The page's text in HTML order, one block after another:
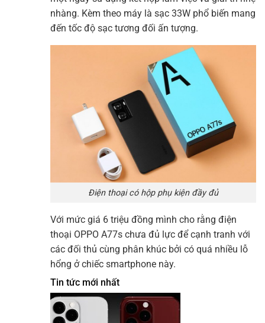
nhàng. Kèm theo máy là sạc 33W phổ biến mang
đến tốc độ sạc tương đối ấn tượng.
Điện thoại có hộp phụ kiện đầy đủ
Với mức giá 6 triệu đồng mình cho rằng điện
thoại OPPO A77s chưa đủ lực để cạnh tranh với
các đối thủ cùng phân khúc bởi có quá nhiều lỗ
hổng ở chiếc smartphone này.
Tin tức mới nhất